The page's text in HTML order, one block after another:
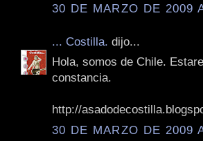
30 DE MARZO DE 2009
... Costilla. dijo...
Hola, somos de Chile.
constancia.
http://
30 DE MARZO DE 2009